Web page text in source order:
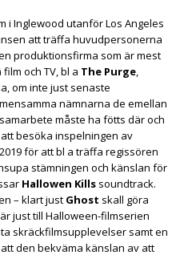
i Inglewood utanför Los Angeles
att träffa huvudpersonerna
produktionsfirma som är mest
och TV, bl a The Purge,
om inte just senaste
nämnarna de emellan
måste ha fötts där och
besöka inspelningen av
för att bl a träffa regissören
stämningen och känslan för
Hallowen Kills soundtrack.
– klart just Ghost skall göra
just till Halloween-filmserien
skräckfilmsupplevelser samt en
den bekväma känslan av att